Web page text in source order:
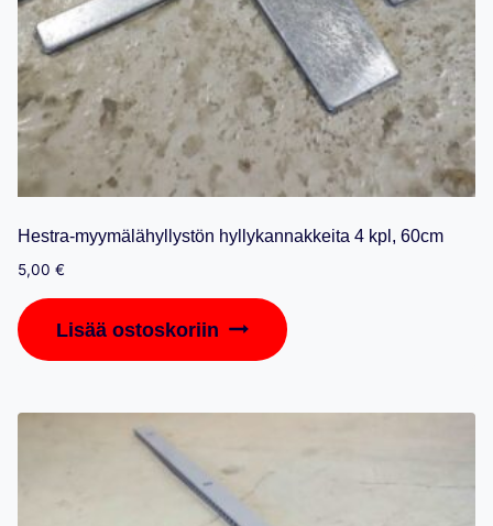
Hestra-myymälähyllystön hyllykannakkeita 4 kpl, 60cm
5,00 €
Lisää ostoskoriin